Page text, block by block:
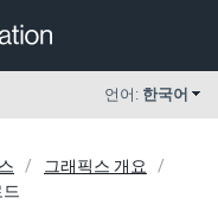
언어: 한국어
그래픽스 개요